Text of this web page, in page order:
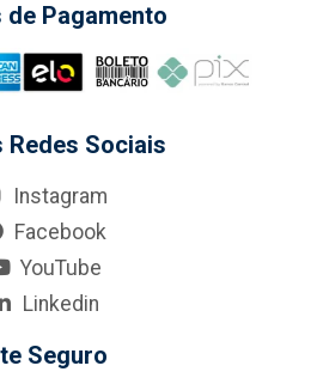
de Pagamento
Redes Sociais
Instagram
Facebook
YouTube
Linkedin
Seguro